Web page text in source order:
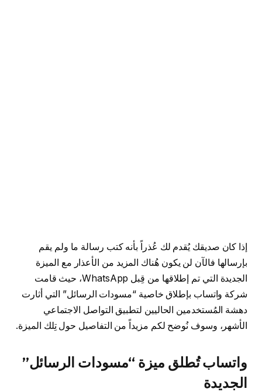
إذا كان صديقك يُقدم لك عُذراً بأنه كتب رسالة ما ولم يقم
بإرسالها فالآن لن يكون هُناك المزيد من الأعذار مع الميزة
الجديدة التي تم إطلاقها من قِبل WhatsApp، حيث قامت
شركة واتساب بإطلاق خاصية “مسودات الرسائل” التي أثارت
دهشة المُستخدمين الحاليين لتطبيق التواصل الاجتماعي
الأشهر، وسوف نُوضح لكم مزيداً من التفاصيل حول تِلك الميزة.
واتساب تُطلق ميزة “مسودات الرسائل”
الجديدة